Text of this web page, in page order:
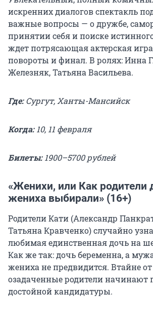
искренних диалогов спектакль
важные вопросы — о дружбе,
принятии себя и поиске
ждет потрясающая актерская
повороты и финал. В ролях: Инна
Железняк, Татьяна Васильева.
Где:Сургут, Ханты-Мансийск
Когда:10, 11 февраля
Билеты:1900–5700 рублей
«Женихи, или Как родители
жениха выбирали» (16+)
Родители Кати (Александр
Татьяна Кравченко) случайно
любимая единственная дочь на
Как же так: дочь беременна, а
жениха не предвидится. Втайне от
озадаченные родители начинают
достойной кандидатуры.